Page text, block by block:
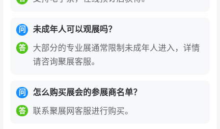
展馆，与同期举办的SEMICON Europa共享两个
半展馆，完整覆盖从半导体、传感器、无源器件
等基础元器件，到嵌入式系统、电子设计、测试
测量等中游技术，再到汽车电子、工业电子、消
链。16个清晰划分的展区让观众轻松锁定目标领
域。
问 未成年人可以观展吗？
答
大部分的专业展通常限制未成年人进入，详情
请咨询聚展客服。
问 怎么购买展会的参展商名单？
答 联系聚展网客服进行购买。